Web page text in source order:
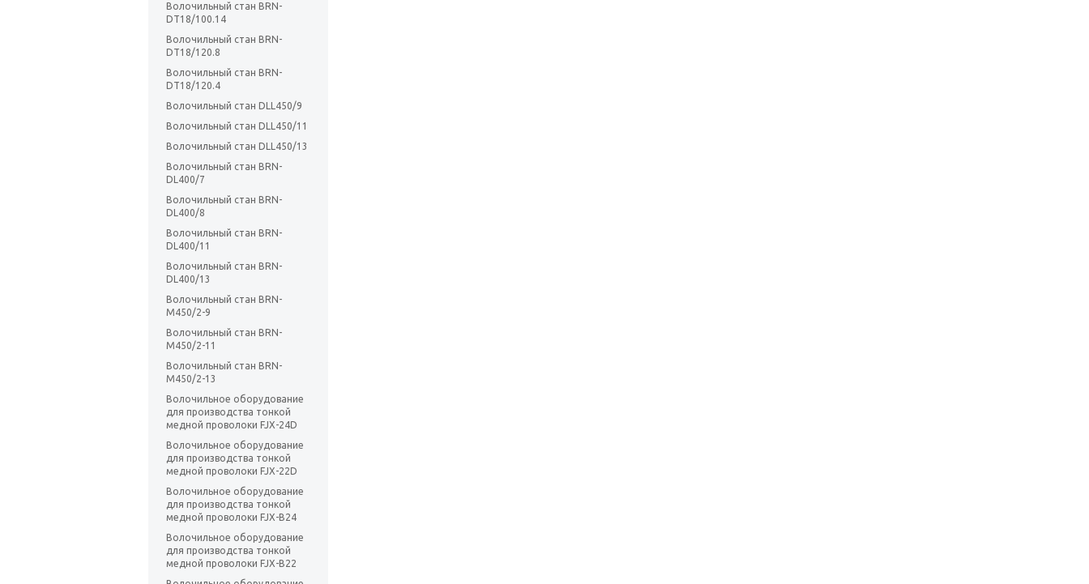
Волочильный стан BRN-
DT18/100.14
Волочильный стан BRN-
DT18/120.8
Волочильный стан BRN-
DT18/120.4
Волочильный стан DLL450/9
Волочильный стан DLL450/11
Волочильный стан DLL450/13
Волочильный стан BRN-
DL400/7
Волочильный стан BRN-
DL400/8
Волочильный стан BRN-
DL400/11
Волочильный стан BRN-
DL400/13
Волочильный стан BRN-
M450/2-9
Волочильный стан BRN-
M450/2-11
Волочильный стан BRN-
M450/2-13
Волочильное оборудование
для производства тонкой
медной проволоки FJX-24D
Волочильное оборудование
для производства тонкой
медной проволоки FJX-22D
Волочильное оборудование
для производства тонкой
медной проволоки FJX-B24
Волочильное оборудование
для производства тонкой
медной проволоки FJX-B22